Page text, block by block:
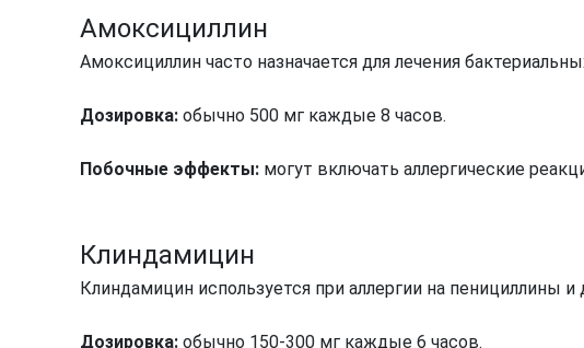
Амоксициллин
Амоксициллин часто назначается для лечения
Дозировка: обычно 500 мг каждые 8 часов.
Побочные эффекты: могут включать аллергические
Клиндамицин
Клиндамицин используется при аллергии на пенициллины
Дозировка: обычно 150-300 мг каждые 6 часов.